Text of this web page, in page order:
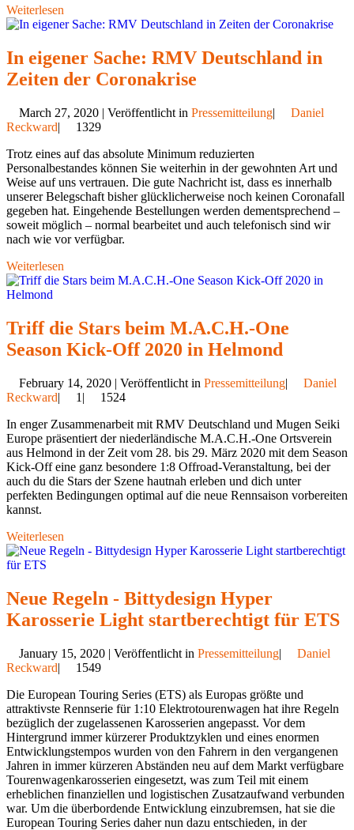
Weiterlesen
In eigener Sache: RMV Deutschland in
Zeiten der Coronakrise
March 27, 2020 | Veröffentlicht in Pressemitteilung|
Daniel
Reckward|
1329
Trotz eines auf das absolute Minimum reduzierten
Personalbestandes können Sie weiterhin in der gewohnten Art und
Weise auf uns vertrauen. Die gute Nachricht ist, dass es innerhalb
unserer Belegschaft bisher glücklicherweise noch keinen Coronafall
gegeben hat. Eingehende Bestellungen werden dementsprechend –
soweit möglich – normal bearbeitet und auch telefonisch sind wir
nach wie vor verfügbar.
Weiterlesen
Triff die Stars beim M.A.C.H.-One
Season Kick-Off 2020 in Helmond
February 14, 2020 | Veröffentlicht in Pressemitteilung|
Daniel
Reckward| 1|
1524
In enger Zusammenarbeit mit RMV Deutschland und Mugen Seiki
Europe präsentiert der niederländische M.A.C.H.-One Ortsverein
aus Helmond in der Zeit vom 28. bis 29. März 2020 mit dem Season
Kick-Off eine ganz besondere 1:8 Offroad-Veranstaltung, bei der
auch du die Stars der Szene hautnah erleben und dich unter
perfekten Bedingungen optimal auf die neue Rennsaison vorbereiten
kannst.
Weiterlesen
Neue Regeln - Bittydesign Hyper
Karosserie Light startberechtigt für ETS
January 15, 2020 | Veröffentlicht in Pressemitteilung|
Daniel
Reckward|
1549
Die European Touring Series (ETS) als Europas größte und
attraktivste Rennserie für 1:10 Elektrotourenwagen hat ihre Regeln
bezüglich der zugelassenen Karosserien angepasst. Vor dem
Hintergrund immer kürzerer Produktzyklen und eines enormen
Entwicklungstempos wurden von den Fahrern in den vergangenen
Jahren in immer kürzeren Abständen neu auf dem Markt verfügbare
Tourenwagenkarosserien eingesetzt, was zum Teil mit einem
erheblichen finanziellen und logistischen Zusatzaufwand verbunden
war. Um die überbordende Entwicklung einzubremsen, hat sie die
European Touring Series daher nun dazu entschieden, in der